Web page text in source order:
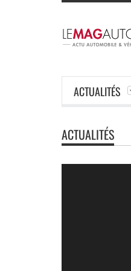
ACTUALITÉS
ACTUALITÉS